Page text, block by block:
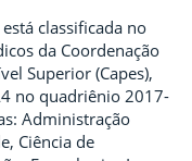
está classificada no
da Coordenação
Superior (Capes),
no quadriênio 2017-
Administração
Ciência de